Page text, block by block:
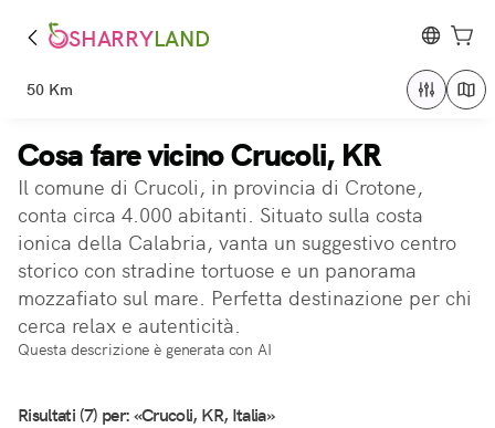
SHARRYLAND
50 Km
Cosa fare vicino Crucoli, KR
Il comune di Crucoli, in provincia di Crotone,
conta circa 4.000 abitanti. Situato sulla costa
ionica della Calabria, vanta un suggestivo centro
storico con stradine tortuose e un panorama
mozzafiato sul mare. Perfetta destinazione per chi
cerca relax e autenticità.
Questa descrizione è generata con AI
Risultati (7) per: «Crucoli, KR, Italia»